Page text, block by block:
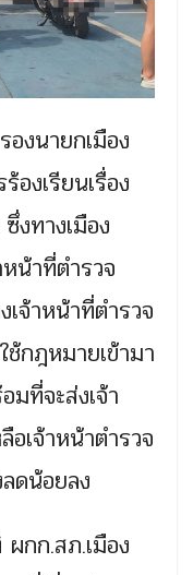
งนายกเมือง
งเรียนเรื่อง
งทางเมือง
น้าที่ตำรวจ
จ้าหน้าที่ตำรวจ
กฎหมายเข้ามา
ที่จะส่งเจ้า
อเจ้าหน้าตำรวจ
ดน้อยลง
กก.สภ.เมือง